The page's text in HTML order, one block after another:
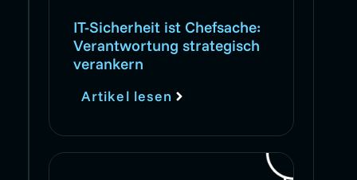
IT-Sicherheit ist Chefsache:
Verantwortung strategisch
verankern
Artikel lesen